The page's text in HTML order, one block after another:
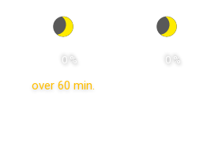
over 60 min.
0 % 0 %